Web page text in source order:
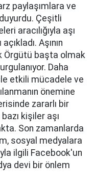
paylaşımlara ve
Çeşitli
aracılığıyla aşı
Aşının
Örgütü başta olmak
Daha
etkili mücadele ve
önemine
zararlı bir
kişiler aşı
Son zamanlarda
sosyal medyalara
ilgili Facebook'un
devi bir önlem